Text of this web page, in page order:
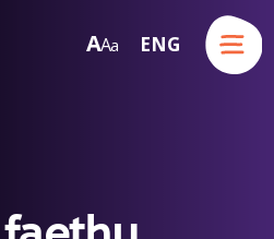
AA a ENG
Menu